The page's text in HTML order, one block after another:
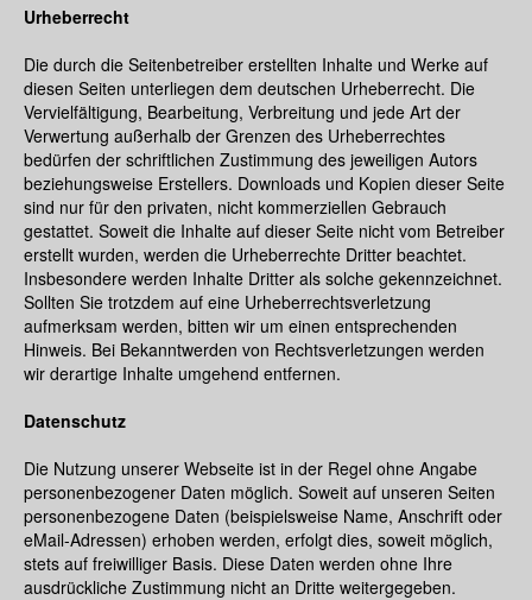
Urheberrecht
Die durch die Seitenbetreiber erstellten Inhalte und Werke auf
diesen Seiten unterliegen dem deutschen Urheberrecht. Die
Vervielfältigung, Bearbeitung, Verbreitung und jede Art der
Verwertung außerhalb der Grenzen des Urheberrechtes
bedürfen der schriftlichen Zustimmung des jeweiligen Autors
beziehungsweise Erstellers. Downloads und Kopien dieser Seite
sind nur für den privaten, nicht kommerziellen Gebrauch
gestattet. Soweit die Inhalte auf dieser Seite nicht vom Betreiber
erstellt wurden, werden die Urheberrechte Dritter beachtet.
Insbesondere werden Inhalte Dritter als solche gekennzeichnet.
Sollten Sie trotzdem auf eine Urheberrechtsverletzung
aufmerksam werden, bitten wir um einen entsprechenden
Hinweis. Bei Bekanntwerden von Rechtsverletzungen werden
wir derartige Inhalte umgehend entfernen.
Datenschutz
Die Nutzung unserer Webseite ist in der Regel ohne Angabe
personenbezogener Daten möglich. Soweit auf unseren Seiten
personenbezogene Daten (beispielsweise Name, Anschrift oder
eMail-Adressen) erhoben werden, erfolgt dies, soweit möglich,
stets auf freiwilliger Basis. Diese Daten werden ohne Ihre
ausdrückliche Zustimmung nicht an Dritte weitergegeben.